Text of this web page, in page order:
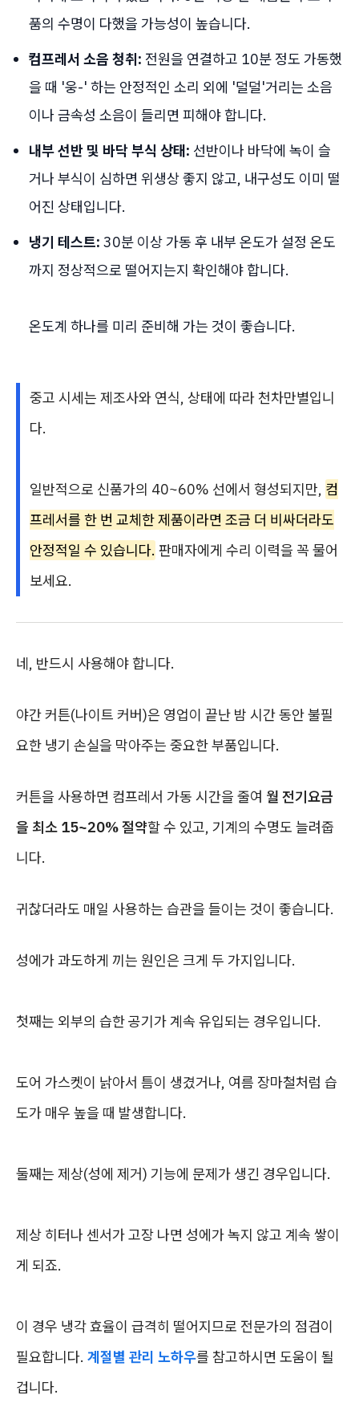
품의 수명이 다했을 가능성이 높습니다.
컴프레서 소음 청취: 전원을 연결하고 10분 정도 가동했
을 때 '웅-' 하는 안정적인 소리 외에 '덜덜'거리는 소음
이나 금속성 소음이 들리면 피해야 합니다.
내부 선반 및 바닥 부식 상태: 선반이나 바닥에 녹이 슬
거나 부식이 심하면 위생상 좋지 않고, 내구성도 이미 떨
어진 상태입니다.
냉기 테스트: 30분 이상 가동 후 내부 온도가 설정 온도
까지 정상적으로 떨어지는지 확인해야 합니다.
온도계 하나를 미리 준비해 가는 것이 좋습니다.
중고 시세는 제조사와 연식, 상태에 따라 천차만별입니
다.
일반적으로 신품가의 40~60% 선에서 형성되지만, 컴
프레서를 한 번 교체한 제품이라면 조금 더 비싸더라도
안정적일 수 있습니다. 판매자에게 수리 이력을 꼭 물어
보세요.
네, 반드시 사용해야 합니다.
야간 커튼(나이트 커버)은 영업이 끝난 밤 시간 동안 불필
요한 냉기 손실을 막아주는 중요한 부품입니다.
커튼을 사용하면 컴프레서 가동 시간을 줄여 월 전기요금
을 최소 15~20% 절약할 수 있고, 기계의 수명도 늘려줍
니다.
귀찮더라도 매일 사용하는 습관을 들이는 것이 좋습니다.
성에가 과도하게 끼는 원인은 크게 두 가지입니다.
첫째는 외부의 습한 공기가 계속 유입되는 경우입니다.
도어 가스켓이 낡아서 틈이 생겼거나, 여름 장마철처럼 습
도가 매우 높을 때 발생합니다.
둘째는 제상(성에 제거) 기능에 문제가 생긴 경우입니다.
제상 히터나 센서가 고장 나면 성에가 녹지 않고 계속 쌓이
게 되죠.
이 경우 냉각 효율이 급격히 떨어지므로 전문가의 점검이
필요합니다. 계절별 관리 노하우를 참고하시면 도움이 될
겁니다.